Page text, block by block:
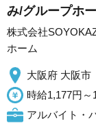
み/グループホ
株式会社
ホーム
大阪府 大阪市
時給1,177円～
アルバイト・